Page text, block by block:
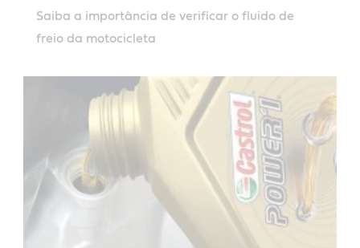
Saiba a importância de verificar o fluido de
freio da motocicleta